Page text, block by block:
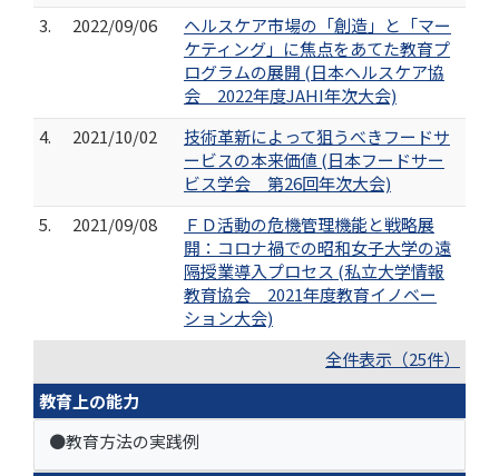
3.
2022/09/06
ヘルスケア市場の「創造」と「マー
ケティング」に焦点をあてた教育プ
ログラムの展開 (日本ヘルスケア協
会 2022年度JAHI年次大会)
4.
2021/10/02
技術革新によって狙うべきフードサ
ービスの本来価値 (日本フードサー
ビス学会 第26回年次大会)
5.
2021/09/08
ＦＤ活動の危機管理機能と戦略展
開：コロナ禍での昭和女子大学の遠
隔授業導入プロセス (私立大学情報
教育協会 2021年度教育イノベー
ション大会)
全件表示（25件）
教育上の能力
●教育方法の実践例